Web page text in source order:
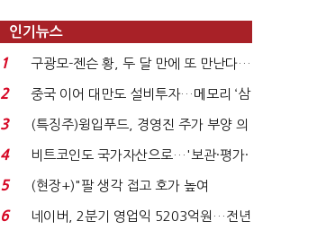
인기뉴스
1
구광모-젠슨 황, 두 달 만에 또 만난다…
로봇·AI 등 논...
2
중국 이어 대만도 설비투자…메모리 ‘삼
국전쟁’
3
(특징주)윙입푸드, 경영진 주가 부양 의
지에 상한가...
4
비트코인도 국가자산으로…'보관·평가·
처분' 기준은 ...
5
(현장+)"팔 생각 접고 호가 높여
요"…'덜 똘똘한 한 채' 20...
6
네이버, 2분기 영업익 5203억원…전년